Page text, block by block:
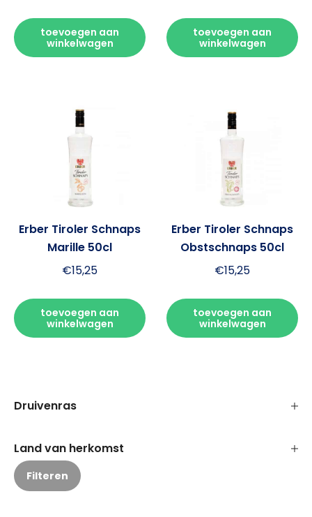
toevoegen aan
winkelwagen
toevoegen aan
winkelwagen
Erber Tiroler Schnaps
Marille 50cl
€15,25
toevoegen aan
winkelwagen
Erber Tiroler Schnaps
Obstschnaps 50cl
€15,25
toevoegen aan
winkelwagen
Druivenras
Land van herkomst
Filteren